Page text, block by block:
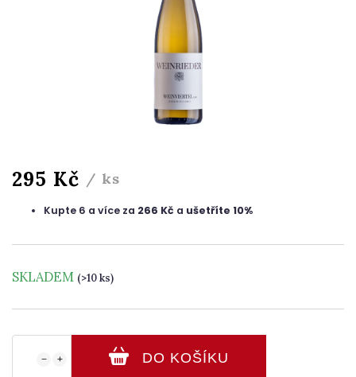
295 Kč / ks
Kupte 6 a více za 266 Kč a ušetříte 10%
SKLADEM (>10 ks)
+
− DO KOŠÍKU